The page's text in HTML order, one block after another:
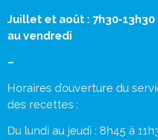
Juillet et août : 7h30-
au vendredi
–
Horaires d’ouverture du
des recettes :
Du lundi au jeudi : 8h45 à